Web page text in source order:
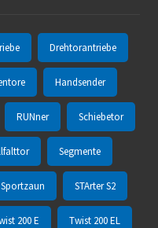
Drehtorantriebe
Handsender
RUNner Schiebetor
Segmente
Sportzaun STArter S2
200 E Twist 200 EL